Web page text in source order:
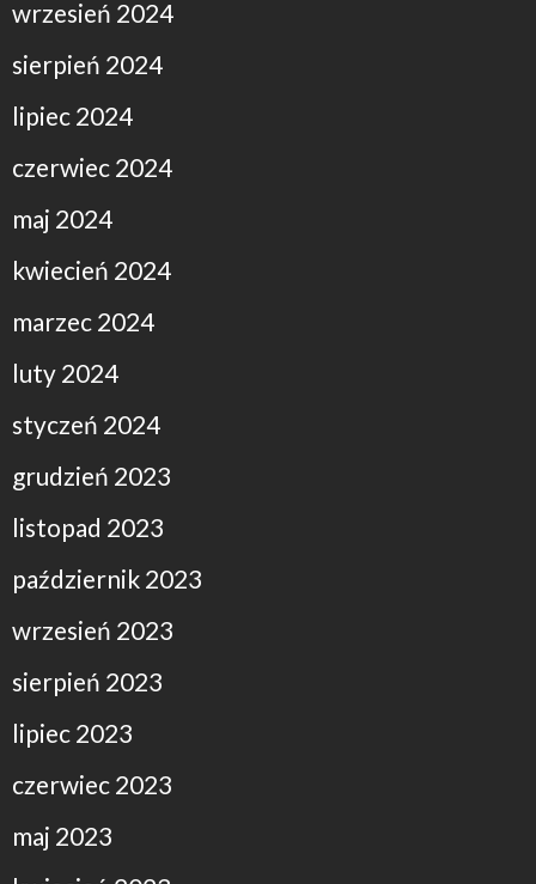
wrzesień 2024
sierpień 2024
lipiec 2024
czerwiec 2024
maj 2024
kwiecień 2024
marzec 2024
luty 2024
styczeń 2024
grudzień 2023
listopad 2023
październik 2023
wrzesień 2023
sierpień 2023
lipiec 2023
czerwiec 2023
maj 2023